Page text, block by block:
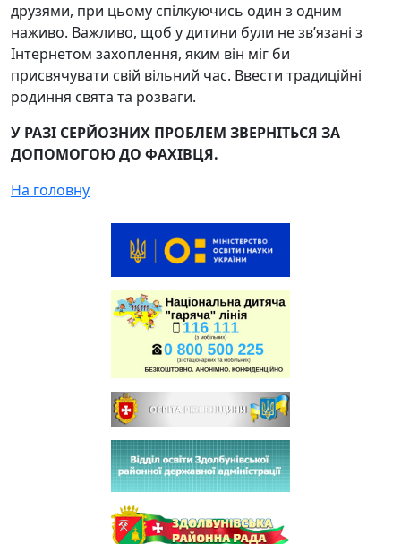
друзями, при цьому спілкуючись один з одним
наживо. Важливо, щоб у дитини були не зв’язані з
Інтернетом захоплення, яким він міг би
присвячувати свій вільний час. Ввести традиційні
родиння свята та розваги.
У РАЗІ СЕРЙОЗНИХ ПРОБЛЕМ ЗВЕРНІТЬСЯ ЗА
ДОПОМОГОЮ ДО ФАХІВЦЯ.
На головну